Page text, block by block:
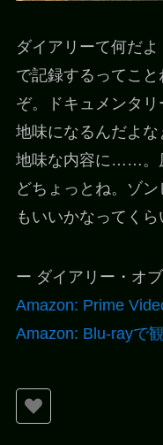
ダイアリーて何だ
で記録するってこ
ぞ。ドキュメンタ
地味になるんだよ
地味な内容に……。
どちょっとね。ゾ
もいいかなってくら
ー ダイアリー・オ
Amazon: Prime
Amazon: Blu-rayで